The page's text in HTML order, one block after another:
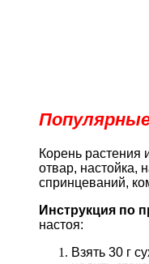
Корень
отвар, настойка,
спринцеваний,
Инструкция по
настоя:
Взять 30 г